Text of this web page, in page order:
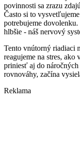
povinnosti sa zrazu
Často si to
potrebujeme
hlbšie - náš nervový
Tento vnútorný riadiaci
reagujeme na stres, ako
priniesť aj do
rovnováhy, začína
Reklama